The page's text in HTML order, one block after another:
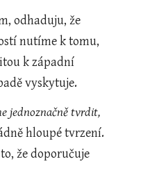
odhaduju, že
nutíme k tomu,
k západní
vyskytuje.
jednoznačně tvrdit,
hloupé tvrzení.
že doporučuje